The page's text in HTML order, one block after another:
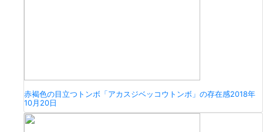
赤褐色の目立つトンボ「アカスジベッコウトンボ」の存在感2018年
10月20日